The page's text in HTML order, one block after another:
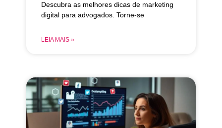
Descubra as melhores dicas de marketing
digital para advogados. Torne-se
LEIA MAIS »